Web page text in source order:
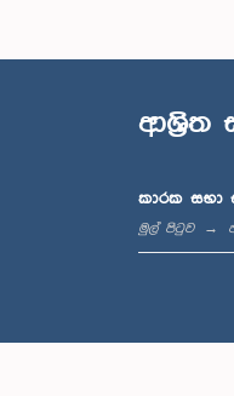
ආශ්‍රිත
කාරක සභා
මුල් පිටුව